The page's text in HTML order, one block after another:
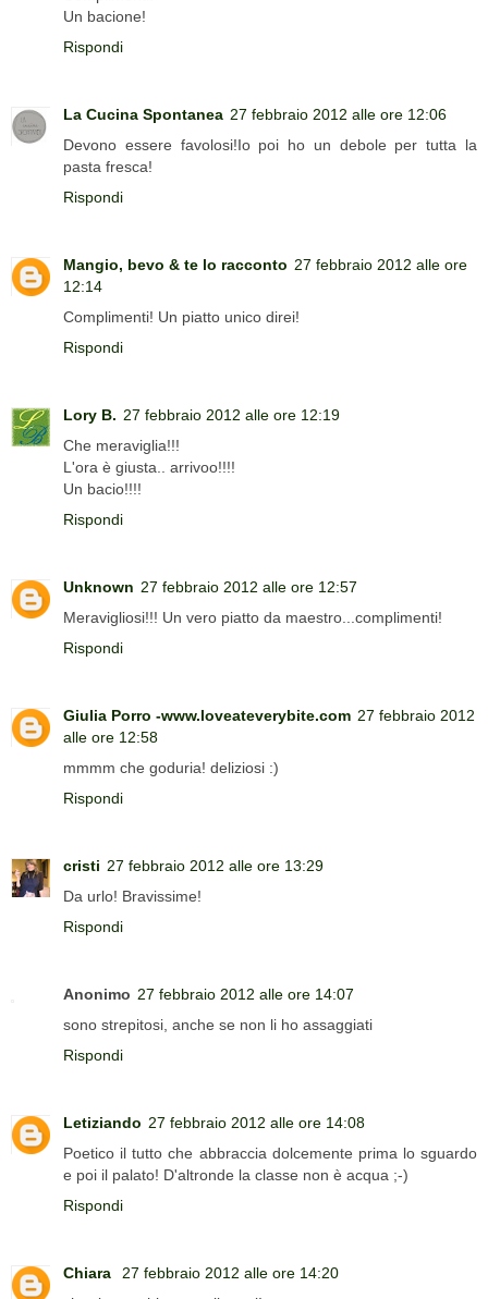
Un bacione!
Rispondi
La Cucina Spontanea 27 febbraio 2012 alle ore 12:06
Devono essere favolosi!Io poi ho un debole per tutta la
pasta fresca!
Rispondi
Mangio, bevo & te lo racconto 27 febbraio 2012 alle ore
12:14
Complimenti! Un piatto unico direi!
Rispondi
Lory B. 27 febbraio 2012 alle ore 12:19
Che meraviglia!!!
L'ora è giusta.. arrivoo!!!!
Un bacio!!!!
Rispondi
Unknown 27 febbraio 2012 alle ore 12:57
Meravigliosi!!! Un vero piatto da maestro...complimenti!
Rispondi
Giulia Porro -www.loveateverybite.com 27 febbraio 2012
alle ore 12:58
mmmm che goduria! deliziosi :)
Rispondi
cristi 27 febbraio 2012 alle ore 13:29
Da urlo! Bravissime!
Rispondi
Anonimo 27 febbraio 2012 alle ore 14:07
sono strepitosi, anche se non li ho assaggiati
Rispondi
Letiziando 27 febbraio 2012 alle ore 14:08
Poetico il tutto che abbraccia dolcemente prima lo sguardo
e poi il palato! D'altronde la classe non è acqua ;-)
Rispondi
Chiara
27 febbraio 2012 alle ore 14:20